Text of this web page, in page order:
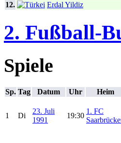
12.
Erdal Yildiz
2. Fußball-
Spiele
Sp. Tag Datum Uhr Heim
1 Di
23. Juli
1991
19:30
1. FC